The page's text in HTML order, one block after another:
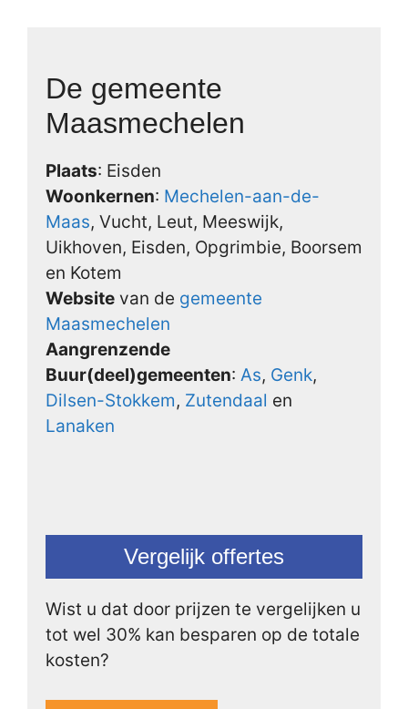
De gemeente
Maasmechelen
Plaats: Eisden
Woonkernen: Mechelen-aan-de-
Maas, Vucht, Leut, Meeswijk,
Uikhoven, Eisden, Opgrimbie, Boorsem
en Kotem
Website van de gemeente
Maasmechelen
Aangrenzende
Buur(deel)gemeenten: As, Genk,
Dilsen-Stokkem, Zutendaal en
Lanaken
Vergelijk offertes
Wist u dat door prijzen te vergelijken u
tot wel 30% kan besparen op de totale
kosten?